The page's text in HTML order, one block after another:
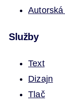
Služby
Text
Dizajn
Tlač